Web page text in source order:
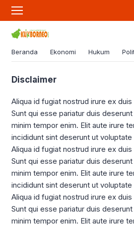
Beranda Ekonomi Hukum
Disclaimer
Aliqua id fugiat nostrud irure ex
Sunt qui esse pariatur duis
minim tempor enim. Elit aute irure
incididunt sint deserunt ut
Aliqua id fugiat nostrud irure ex
Sunt qui esse pariatur duis
minim tempor enim. Elit aute irure
incididunt sint deserunt ut
Aliqua id fugiat nostrud irure ex
Sunt qui esse pariatur duis
minim tempor enim. Elit aute irure